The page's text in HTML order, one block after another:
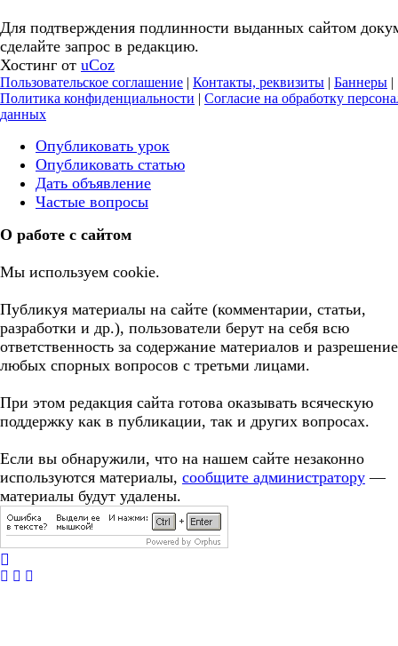
Для подтверждения подлинности выданных сайтом
сделайте запрос в редакцию.
Хостинг от uCoz
Пользовательское соглашение | Контакты, реквизиты | Баннеры |
Политика конфиденциальности | Согласие на обработку
данных
Опубликовать урок
Опубликовать статью
Дать объявление
Частые вопросы
О работе с сайтом
Мы используем cookie.
Публикуя материалы на сайте (комментарии, статьи,
разработки и др.), пользователи берут на себя всю
ответственность за содержание материалов и разрешение
любых спорных вопросов с третьми лицами.
При этом редакция сайта готова оказывать всяческую
поддержку как в публикации, так и других вопросах.
Если вы обнаружили, что на нашем сайте незаконно
используются материалы, сообщите администратору —
материалы будут удалены.